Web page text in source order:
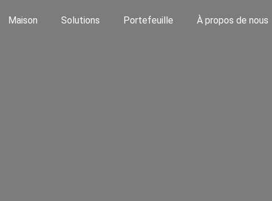
Maison Solutions Portefeuille À propos de nous